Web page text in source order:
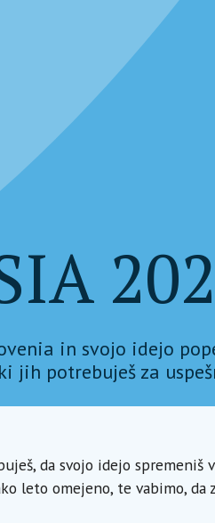
in svojo idejo
jih potrebuješ za
da svojo idejo spremeniš
leto omejeno, te vabimo, da